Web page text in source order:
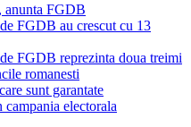
anunta FGDB
FGDB au crescut cu 13
FGDB reprezinta doua treimi
romanesti
sunt garantate
electorala